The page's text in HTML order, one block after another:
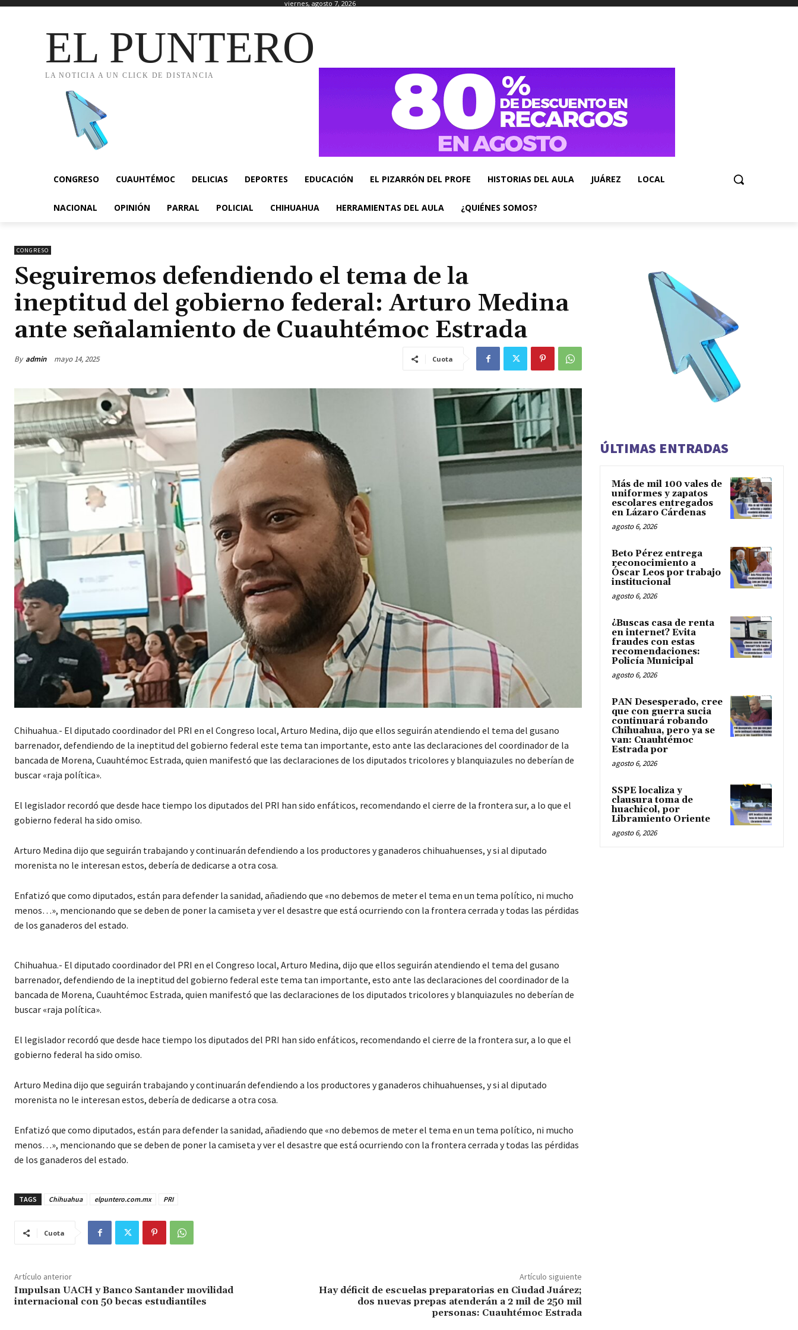
viernes, agosto 7, 2026
EL PUNTERO
LA NOTICIA A UN CLICK DE DISTANCIA
CONGRESO CUAUHTÉMOC DELICIAS DEPORTES EDUCACIÓN EL PIZARRÓN DEL PROFE HISTORIAS DEL AULA JUÁREZ LOCAL
NACIONAL OPINIÓN PARRAL POLICIAL CHIHUAHUA HERRAMIENTAS DEL AULA ¿QUIÉNES SOMOS?
CONGRESO
Seguiremos defendiendo el tema de la
ineptitud del gobierno federal: Arturo Medina
ante señalamiento de Cuauhtémoc Estrada
By admin mayo 14, 2025 Cuota
Chihuahua.- El diputado coordinador del PRI en el Congreso local, Arturo Medina, dijo que ellos seguirán atendiendo el tema del gusano
barrenador, defendiendo de la ineptitud del gobierno federal este tema tan importante, esto ante las declaraciones del coordinador de la
bancada de Morena, Cuauhtémoc Estrada, quien manifestó que las declaraciones de los diputados tricolores y blanquiazules no deberían de
buscar «raja política».
El legislador recordó que desde hace tiempo los diputados del PRI han sido enfáticos, recomendando el cierre de la frontera sur, a lo que el
gobierno federal ha sido omiso.
Arturo Medina dijo que seguirán trabajando y continuarán defendiendo a los productores y ganaderos chihuahuenses, y si al diputado
morenista no le interesan estos, debería de dedicarse a otra cosa.
Enfatizó que como diputados, están para defender la sanidad, añadiendo que «no debemos de meter el tema en un tema político, ni mucho
menos…», mencionando que se deben de poner la camiseta y ver el desastre que está ocurriendo con la frontera cerrada y todas las pérdidas
de los ganaderos del estado.
Chihuahua.- El diputado coordinador del PRI en el Congreso local, Arturo Medina, dijo que ellos seguirán atendiendo el tema del gusano
barrenador, defendiendo de la ineptitud del gobierno federal este tema tan importante, esto ante las declaraciones del coordinador de la
bancada de Morena, Cuauhtémoc Estrada, quien manifestó que las declaraciones de los diputados tricolores y blanquiazules no deberían de
buscar «raja política».
El legislador recordó que desde hace tiempo los diputados del PRI han sido enfáticos, recomendando el cierre de la frontera sur, a lo que el
gobierno federal ha sido omiso.
Arturo Medina dijo que seguirán trabajando y continuarán defendiendo a los productores y ganaderos chihuahuenses, y si al diputado
morenista no le interesan estos, debería de dedicarse a otra cosa.
Enfatizó que como diputados, están para defender la sanidad, añadiendo que «no debemos de meter el tema en un tema político, ni mucho
menos…», mencionando que se deben de poner la camiseta y ver el desastre que está ocurriendo con la frontera cerrada y todas las pérdidas
de los ganaderos del estado.
TAGS Chihuahua elpuntero.com.mx PRI
Cuota
Artículo anterior
Impulsan UACH y Banco Santander movilidad
internacional con 50 becas estudiantiles
Artículo siguiente
Hay déficit de escuelas preparatorias en Ciudad Juárez;
dos nuevas prepas atenderán a 2 mil de 250 mil
personas: Cuauhtémoc Estrada
ÚLTIMAS ENTRADAS
Más de mil 100 vales de
uniformes y zapatos
escolares entregados
en Lázaro Cárdenas
agosto 6, 2026
Beto Pérez entrega
reconocimiento a
Óscar Leos por trabajo
institucional
agosto 6, 2026
¿Buscas casa de renta
en internet? Evita
fraudes con estas
recomendaciones:
Policía Municipal
agosto 6, 2026
PAN Desesperado, cree
que con guerra sucia
continuará robando
Chihuahua, pero ya se
van: Cuauhtémoc
Estrada por
agosto 6, 2026
SSPE localiza y
clausura toma de
huachicol, por
Libramiento Oriente
agosto 6, 2026